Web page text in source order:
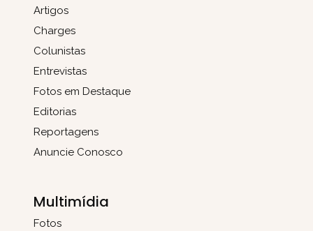
Artigos
Charges
Colunistas
Entrevistas
Fotos em Destaque
Editorias
Reportagens
Anuncie Conosco
Multimídia
Fotos